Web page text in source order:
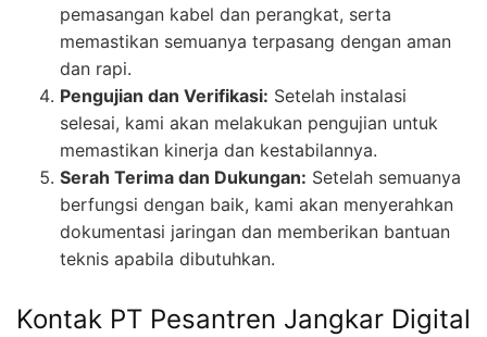
pemasangan kabel dan perangkat, serta
memastikan semuanya terpasang dengan aman
dan rapi.
Pengujian dan Verifikasi: Setelah instalasi
selesai, kami akan melakukan pengujian untuk
memastikan kinerja dan kestabilannya.
Serah Terima dan Dukungan: Setelah semuanya
berfungsi dengan baik, kami akan menyerahkan
dokumentasi jaringan dan memberikan bantuan
teknis apabila dibutuhkan.
Kontak PT Pesantren Jangkar Digital